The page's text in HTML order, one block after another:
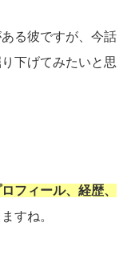
る彼ですが、今話
下げてみたいと思
フィール、経歴、
すね。